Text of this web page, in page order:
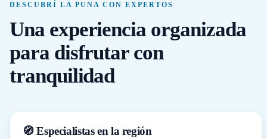
DESCUBRÍ LA PUNA CON EXPERTOS
Una experiencia organizada
para disfrutar con
tranquilidad
🧭 Especialistas en la región